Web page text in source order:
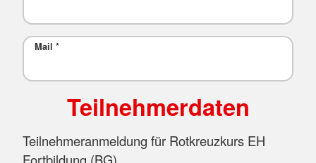
Mail *
Teilnehmerdaten
Teilnehmeranmeldung für Rotkreuzkurs EH
Fortbildung (BG)